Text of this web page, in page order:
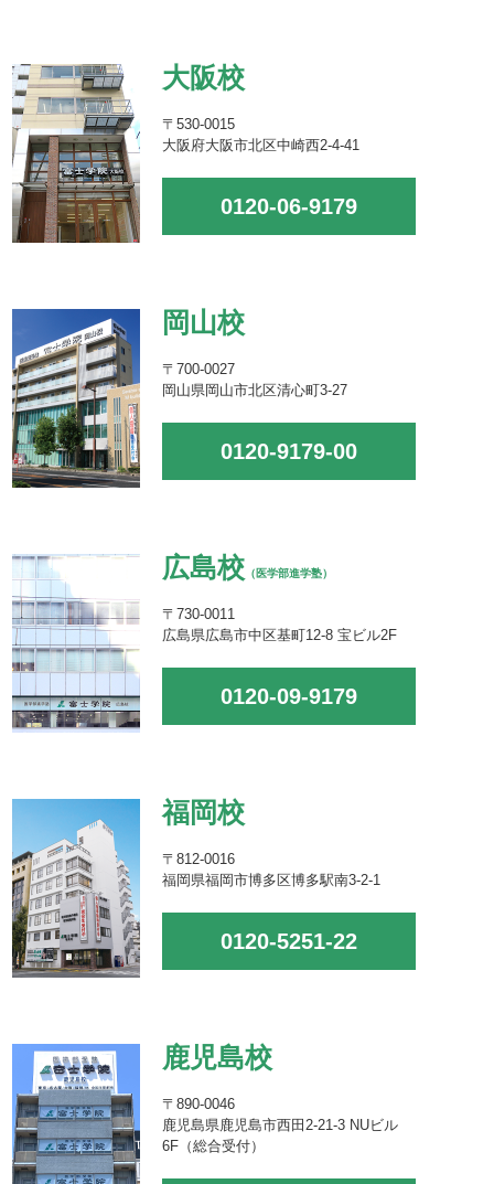
大阪校
〒530-0015
大阪府大阪市北区中崎西2-4-41
0120-06-9179
岡山校
〒700-0027
岡山県岡山市北区清心町3-27
0120-9179-00
広島校 （医学部進学塾）
〒730-0011
広島県広島市中区基町12-8 宝ビル2F
0120-09-9179
福岡校
〒812-0016
福岡県福岡市博多区博多駅南3-2-1
0120-5251-22
鹿児島校
〒890-0046
鹿児島県鹿児島市西田2-21-3 NUビル
6F（総合受付）